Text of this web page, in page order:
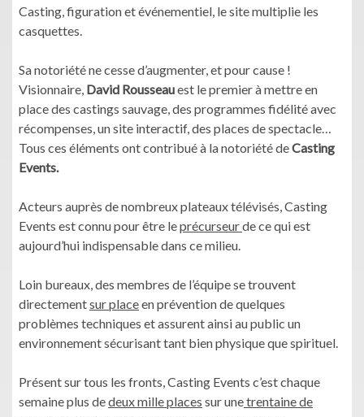
Casting, figuration et événementiel, le site multiplie les
casquettes.
Sa notoriété ne cesse d’augmenter, et pour cause !
Visionnaire, David Rousseauest le premier à mettre en
place des castings sauvage, des programmes fidélité avec
récompenses, un site interactif, des places de spectacle…
Tous ces éléments ont contribué à la notoriété deCasting
Events.
Acteurs auprès de nombreux plateaux télévisés, Casting
Events est connu pour être leprécurseurde ce qui est
aujourd’hui indispensable dans ce milieu.
Loin bureaux, des membres de l’équipe se trouvent
directementsur placeen prévention de quelques
problèmes techniques et assurent ainsi au public un
environnement sécurisant tant bien physique que spirituel.
Présent sur tous les fronts, Casting Events c’est chaque
semaine plus dedeux mille places sur unetrentaine de